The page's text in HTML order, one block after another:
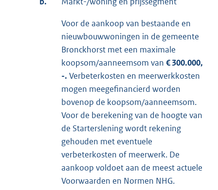
Voor de aankoop van bestaande en
nieuwbouwwoningen in de gemeente
Bronckhorst met een maximale
koopsom/aanneemsom van € 300.000,
-. Verbeterkosten en meerwerkkosten
mogen meegefinancierd worden
bovenop de koopsom/aanneemsom.
Voor de berekening van de hoogte van
de Starterslening wordt rekening
gehouden met eventuele
verbeterkosten of meerwerk. De
aankoop voldoet aan de meest actuele
Voorwaarden en Normen NHG.